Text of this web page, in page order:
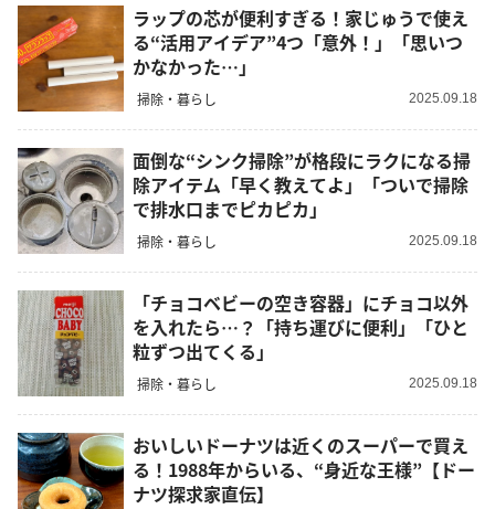
ラップの芯が便利すぎる！家じゅうで使え
る“活用アイデア”4つ「意外！」「思いつ
かなかった…」
掃除・暮らし 2025.09.18
面倒な“シンク掃除”が格段にラクになる掃
除アイテム「早く教えてよ」「ついで掃除
で排水口までピカピカ」
掃除・暮らし 2025.09.18
「チョコベビーの空き容器」にチョコ以外
を入れたら…？「持ち運びに便利」「ひと
粒ずつ出てくる」
掃除・暮らし 2025.09.18
おいしいドーナツは近くのスーパーで買え
る！1988年からいる、“身近な王様”【ドー
ナツ探求家直伝】